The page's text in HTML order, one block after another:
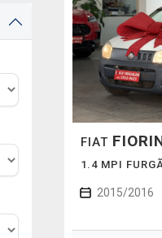
FIAT
1.4 MPI
2015/2016